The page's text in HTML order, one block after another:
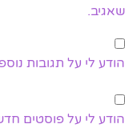
שאגיב.
הודע לי על תגובות
הודע לי על פוסטים